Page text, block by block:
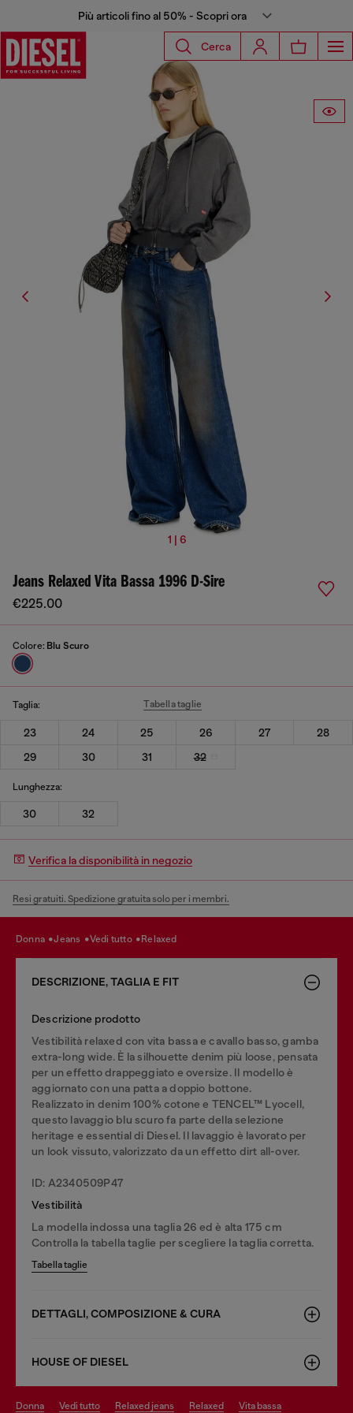
Più articoli fino al 50% - Scopri ora
Cerca
1 | 6
Jeans Relaxed Vita Bassa 1996 D-Sire
€225.00
Colore: Blu Scuro
Taglia: Tabella taglie
23 24 25 26 27
28
29
30 31 32
Lunghezza:
30 32
Verifica la disponibilità in negozio
Resi gratuiti. Spedizione gratuita solo per i membri.
donna jeans vedi tutto relaxed
DESCRIZIONE, TAGLIA E FIT
Descrizione prodotto
Vestibilità relaxed con vita bassa e cavallo basso, gamba
extra-long wide. È la silhouette denim più loose, pensata
per un effetto drappeggiato e oversize. Il modello è
aggiornato con una patta a doppio bottone.
Realizzato in denim 100% cotone e TENCEL™ Lyocell,
questo lavaggio blu scuro fa parte della selezione
heritage e essential di Diesel. Il lavaggio è lavorato per
un look vissuto, valorizzato da un effetto dirt all-over.
ID: A2340509P47
Vestibilità
La modella indossa una taglia 26 ed è alta 175 cm
Controlla la tabella taglie per scegliere la taglia corretta.
Tabella taglie
DETTAGLI, COMPOSIZIONE & CURA
HOUSE OF DIESEL
donna vedi tutto relaxed jeans relaxed vita bassa